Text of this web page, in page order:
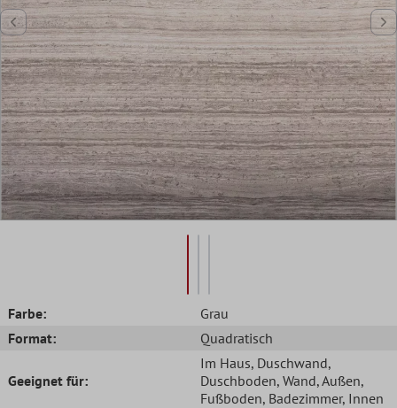
Farbe:
Grau
Format:
Quadratisch
Geeignet für:
Im Haus, Duschwand,
Duschboden, Wand, Außen,
Fußboden, Badezimmer, Innen